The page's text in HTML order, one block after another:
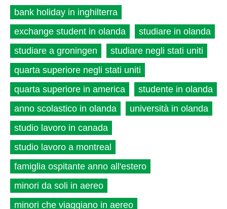
bank holiday in inghilterra
exchange student in olanda
studiare in olanda
studiare a groningen
studiare negli stati uniti
quarta superiore negli stati uniti
quarta superiore in america
studente in olanda
anno scolastico in olanda
università in olanda
studio lavoro in canada
studio lavoro a montreal
famiglia ospitante anno all'estero
minori da soli in aereo
minori che viaggiano in aereo